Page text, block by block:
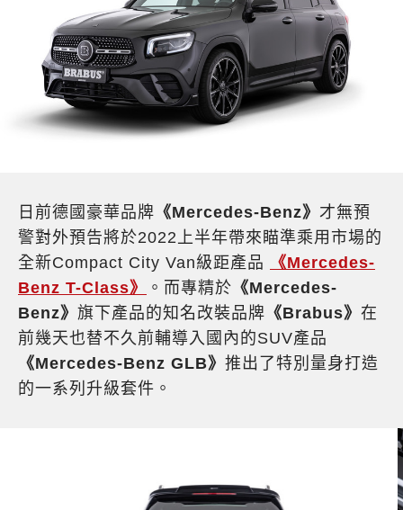
日前德國豪華品牌 《Mercedes-Benz》 才無預
警對外預告將於2022上半年帶來瞄準乘用市場的
全新Compact City Van級距產品
《Mercedes-
Benz T-Class》
。而專精於 《Mercedes-
Benz》 旗下產品的知名改裝品牌 《Brabus》 在
前幾天也替不久前輔導入國內的SUV產品
《Mercedes-Benz GLB》 推出了特別量身打造
的一系列升級套件。